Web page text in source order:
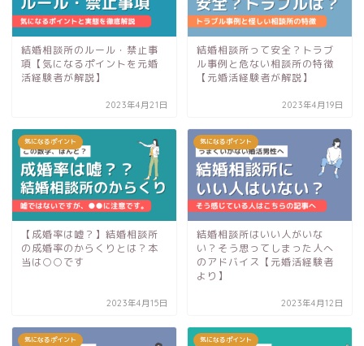
結婚相談所のルール・禁止事
項【気になるポイントを元婚
活経験者が解説】
2023年4月21日
結婚相談所って安全？トラブ
ル事例と危ない相談所の特徴
【元婚活経験者が解説】
2023年4月19日
気になるポイント
【成婚率は嘘？】結婚相談所
の成婚率のからくりとは？本
当は○○です
2023年4月15日
気になるポイント
結婚相談所はいい人がいな
い？そう思ってしまった人へ
のアドバイス【元婚活経験者
より】
2023年4月12日
気になるポイント 気になるポイント